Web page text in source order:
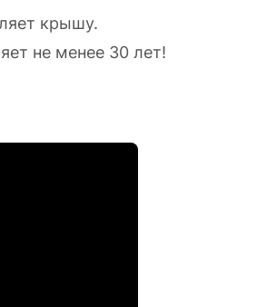
крышу.
не менее 30 лет!